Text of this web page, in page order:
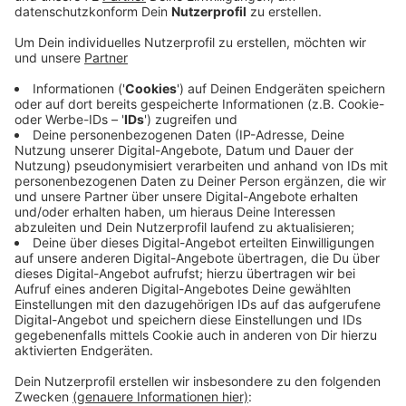
Landwirte und Tierhalter sind teilweise verunsichert.
Heute Abend geben Experten in Herbern Tipps, wie
Halter ihre Tiere schützen können. Unter anderem
Pferdehalter Jörg Stratmann aus Ottmarsbocholt will
heute Abend Fragen stellen. Zum Beispiel was er für
den Schutz der Tiere machen kann und welche
Fördermöglichkeiten es gibt. Der Infoabend zum Wolf
ist heute um 19 Uhr in der Aula der Profilschule in
Herbern, der Eintritt ist frei. Mehr Infos zu
Wolfssichtungen gibt eshier.
Anzeige